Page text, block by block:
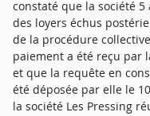
constaté que la société 5
des loyers échus
de la procédure
paiement a été reçu par
et que la requête en
été déposée par elle le
la société Les Pressing